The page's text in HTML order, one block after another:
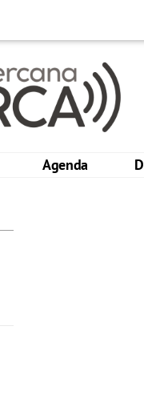
Agenda